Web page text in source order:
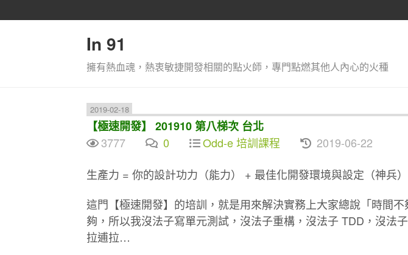
In 91
擁有熱血魂，熱衷敏捷開發相關的點火師，專門點燃其他人內心的火種
2019-02-18
【極速開發】 201910 第八梯次 台北
3777
0 Odd-e 培訓課程
2019-06-22
生產力 = 你的設計功力（能力） + 最佳化開發環境與設定（神兵
這門【極速開發】的培訓，就是用來解決實務上大家總說「時間
夠，所以我沒法子寫單元測試，沒法子重構，沒法子 TDD，沒法
拉逋拉…